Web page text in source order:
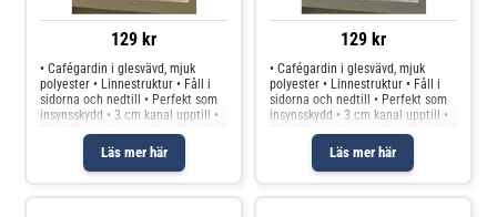
129 kr
Läs mer här
• Cafégardin i glesvävd, mjuk
polyester • Linnestruktur • Fåll i
sidorna och nedtill • Perfekt som
insynsskydd • 3 cm kanal upptill •
Tips: En smalare gardinstång eller
gardinspiral kan användas
Produkten innehåller spårbart,
återvunnet material och
129 kr
Läs mer här
• Cafégardin i glesvävd, mjuk
polyester • Linnestruktur • Fåll i
sidorna och nedtill • Perfekt som
insynsskydd • 3 cm kanal upptill •
Tips: En smalare gardinstång eller
gardinspiral kan användas
Produkten innehåller spårbart,
återvunnet material och